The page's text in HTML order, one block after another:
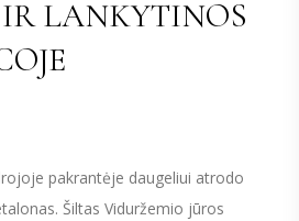
LANKYTINOS
pakrantėje daugeliui atrodo
Šiltas Viduržemio jūros